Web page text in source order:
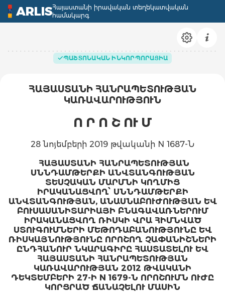
ARLISՀայաստանի իրավական տեղեկատվական
համակարգ
ՊԱՇՏՈՆԱԿԱՆ ԻՆԿՈՐՊՈՐԱՑԻԱ
ՀԱՅԱՍՏԱՆԻ ՀԱՆՐԱՊԵՏՈՒԹՅԱՆ
ԿԱՌԱՎԱՐՈՒԹՅՈՒՆ
Ո Ր Ո Շ ՈՒ Մ
28 նոյեմբերի 2019 թվականի N 1687-Ն
ՀԱՅԱՍՏԱՆԻ ՀԱՆՐԱՊԵՏՈՒԹՅԱՆ
ՍՆՆԴԱՄԹԵՐՔԻ ԱՆՎՏԱՆԳՈՒԹՅԱՆ
ՏԵՍՉԱԿԱՆ ՄԱՐՄՆԻ ԿՈՂՄԻՑ
ԻՐԱԿԱՆԱՑՎՈՂ՝ ՍՆՆԴԱՄԹԵՐՔԻ
ԱՆՎՏԱՆԳՈՒԹՅԱՆ, ԱՆԱՍՆԱԲՈՒԺՈՒԹՅԱՆ ԵՎ
ԲՈՒՍԱՍԱՆԻՏԱՐԻԱՅԻ ԲՆԱԳԱՎԱՌՆԵՐՈՒՄ
ԻՐԱԿԱՆԱՑՎՈՂ ՌԻՍԿԻ ՎՐԱ ՀԻՄՆՎԱԾ
ՍՏՈՒԳՈՒՄՆԵՐԻ ՄԵԹՈԴԱԲԱՆՈՒԹՅՈՒՆԸ ԵՎ
ՌԻՍԿԱՅՆՈՒԹՅՈՒՆԸ ՈՐՈՇՈՂ ՉԱՓԱՆԻՇՆԵՐԻ
ԸՆԴՀԱՆՈՒՐ ՆԿԱՐԱԳԻՐԸ ՀԱՍՏԱՏԵԼՈՒ ԵՎ
ՀԱՅԱՍՏԱՆԻ ՀԱՆՐԱՊԵՏՈՒԹՅԱՆ
ԿԱՌԱՎԱՐՈՒԹՅԱՆ 2012 ԹՎԱԿԱՆԻ
ԴԵԿՏԵՄԲԵՐԻ 27-Ի N 1679-Ն ՈՐՈՇՈՒՄՆ ՈՒԺԸ
ԿՈՐՑՐԱԾ ՃԱՆԱՉԵԼՈՒ ՄԱՍԻՆ